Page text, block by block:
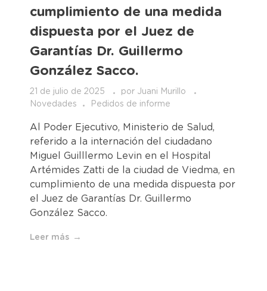
cumplimiento de una medida
dispuesta por el Juez de
Garantías Dr. Guillermo
González Sacco.
21 de julio de 2025 por Juani Murillo
Novedades
Pedidos de informe
Al Poder Ejecutivo, Ministerio de Salud,
referido a la internación del ciudadano
Miguel Guilllermo Levin en el Hospital
Artémides Zatti de la ciudad de Viedma, en
cumplimiento de una medida dispuesta por
el Juez de Garantías Dr. Guillermo
González Sacco.
Leer más